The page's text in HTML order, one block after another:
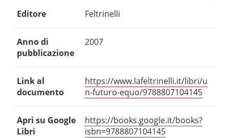
Editore Feltrinelli
Anno di
pubblicazione
2007
Link al
documento
https://www.lafeltrinelli.it/libri/u
n-futuro-equo/9788807104145
Apri su Google
Libri
https://books.google.it/books?
isbn=9788807104145